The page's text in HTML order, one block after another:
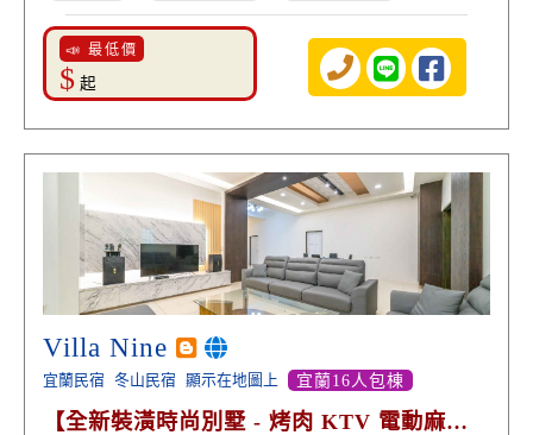
📣 最低價
$ 起
Villa Nine
宜蘭民宿 冬山民宿 顯示在地圖上 宜蘭16人包棟
【全新裝潢時尚別墅 - 烤肉 KTV 電動麻將